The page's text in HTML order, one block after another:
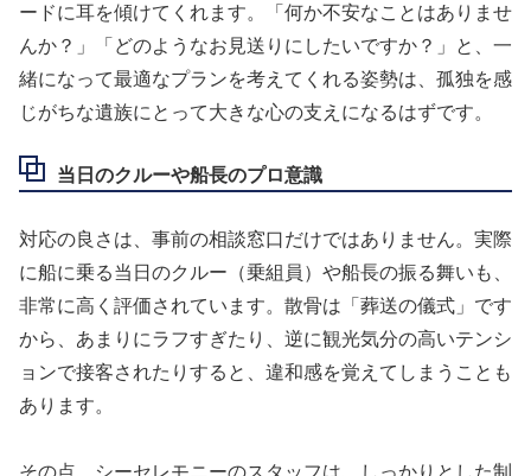
ードに耳を傾けてくれます。「何か不安なことはありませ
んか？」「どのようなお見送りにしたいですか？」と、一
緒になって最適なプランを考えてくれる姿勢は、孤独を感
じがちな遺族にとって大きな心の支えになるはずです。
当日のクルーや船長のプロ意識
対応の良さは、事前の相談窓口だけではありません。実際
に船に乗る当日のクルー（乗組員）や船長の振る舞いも、
非常に高く評価されています。散骨は「葬送の儀式」です
から、あまりにラフすぎたり、逆に観光気分の高いテンシ
ョンで接客されたりすると、違和感を覚えてしまうことも
あります。